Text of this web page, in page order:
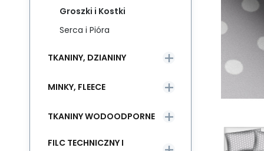
Groszki i Kostki
Serca i Pióra
TKANINY, DZIANINY
MINKY, FLEECE
TKANINY WODOODPORNE
FILC TECHNICZNY I